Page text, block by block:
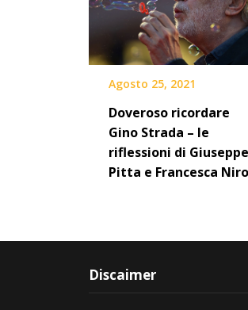
Agosto 25, 2021
Doveroso ricordare
Gino Strada – le
riflessioni di Giuseppe
Pitta e Francesca Niro
Discaimer